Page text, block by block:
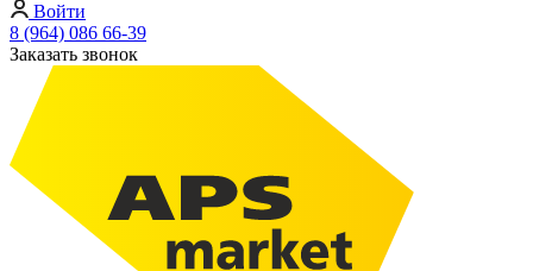
Войти
8 (964) 086 66-39
Заказать звонок